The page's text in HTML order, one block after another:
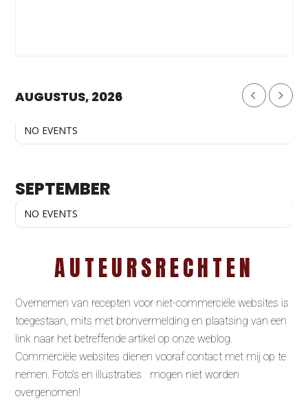
AUGUSTUS, 2026
NO EVENTS
SEPTEMBER
NO EVENTS
AUTEURSRECHTEN
Overnemen van recepten voor niet-commerciële websites is
toegestaan, mits met bronvermelding en plaatsing van een
link naar het betreffende artikel op onze weblog.
Commerciële websites dienen vooraf contact met mij op te
nemen. Foto’s en illustraties mogen niet worden
overgenomen!